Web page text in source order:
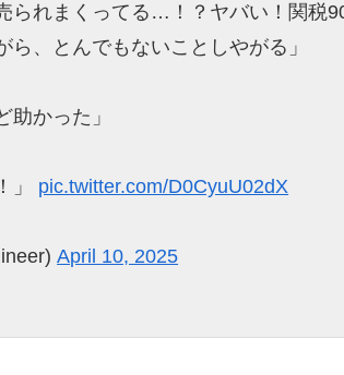
られまくってる…！？ヤバい！関税
ら、とんでもないことしやがる」
助かった」
」 pic.twitter.com/D0CyuU02dX
April 10, 2025